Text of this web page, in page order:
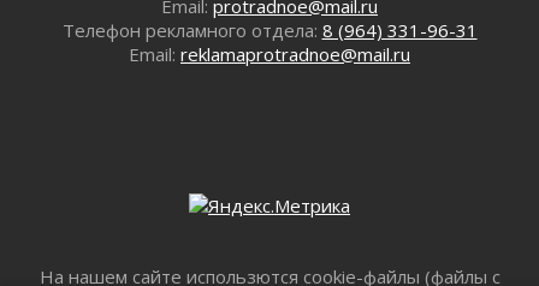
воробушка»
02 августа 2026
Юхла, мука, кантеле и Водяной
летию Билибина
Лето без гаджетов
Email: protradnoe@mail.ru
Телефон рекламного отдела: 8 (964) 331-96-31
Email: reklamaprotradnoe@mail.ru
На нашем сайте использются cookie-файлы (файлы с